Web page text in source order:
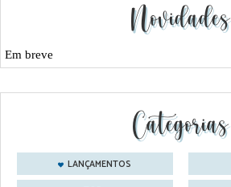
Novidades
Em breve
Categorias
LANÇAMENTOS